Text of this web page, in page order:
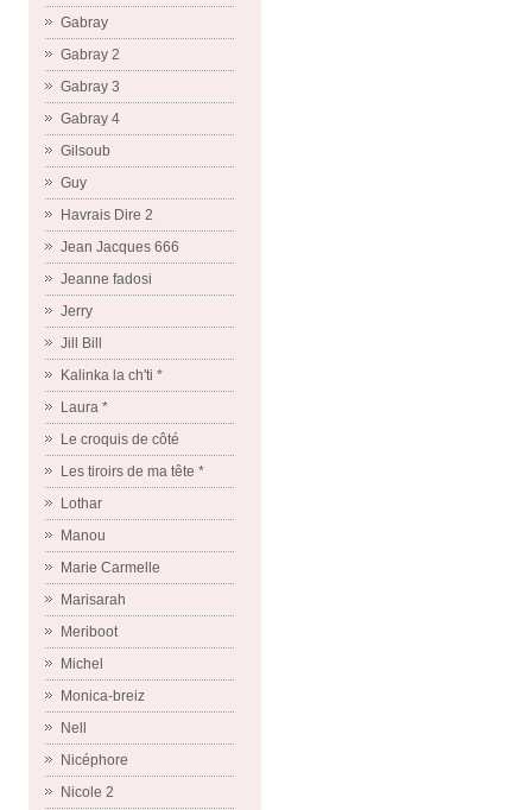
Gabray
Gabray 2
Gabray 3
Gabray 4
Gilsoub
Guy
Havrais Dire 2
Jean Jacques 666
Jeanne fadosi
Jerry
Jill Bill
Kalinka la ch'ti *
Laura *
Le croquis de côté
Les tiroirs de ma tête *
Lothar
Manou
Marie Carmelle
Marisarah
Meriboot
Michel
Monica-breiz
Nell
Nicéphore
Nicole 2